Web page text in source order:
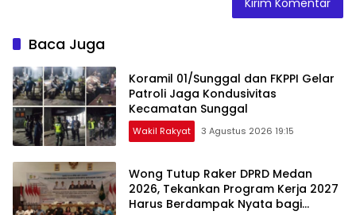
Baca Juga
Koramil 01/Sunggal dan FKPPI Gelar
Patroli Jaga Kondusivitas
Kecamatan Sunggal
Wakil Rakyat 3 Agustus 2026 19:15
Wong Tutup Raker DPRD Medan
2026, Tekankan Program Kerja 2027
Harus Berdampak Nyata bagi